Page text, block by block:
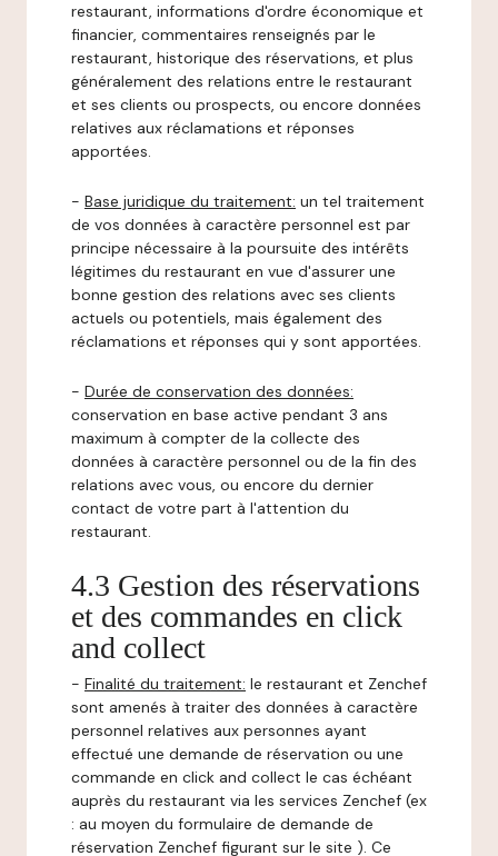
restaurant, informations d'ordre économique et
financier, commentaires renseignés par le
restaurant, historique des réservations, et plus
généralement des relations entre le restaurant
et ses clients ou prospects, ou encore données
relatives aux réclamations et réponses
apportées.
- Base juridique du traitement: un tel traitement
de vos données à caractère personnel est par
principe nécessaire à la poursuite des intérêts
légitimes du restaurant en vue d'assurer une
bonne gestion des relations avec ses clients
actuels ou potentiels, mais également des
réclamations et réponses qui y sont apportées.
- Durée de conservation des données:
conservation en base active pendant 3 ans
maximum à compter de la collecte des
données à caractère personnel ou de la fin des
relations avec vous, ou encore du dernier
contact de votre part à l'attention du
restaurant.
4.3 Gestion des réservations
et des commandes en click
and collect
- Finalité du traitement: le restaurant et Zenchef
sont amenés à traiter des données à caractère
personnel relatives aux personnes ayant
effectué une demande de réservation ou une
commande en click and collect le cas échéant
auprès du restaurant via les services Zenchef (ex
: au moyen du formulaire de demande de
réservation Zenchef figurant sur le site ). Ce